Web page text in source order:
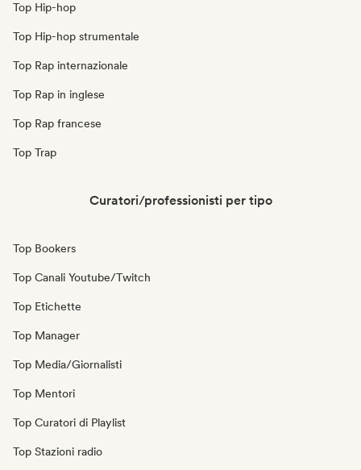
Top Hip-hop
Top Hip-hop strumentale
Top Rap internazionale
Top Rap in inglese
Top Rap francese
Top Trap
Curatori/professionisti per tipo
Top Bookers
Top Canali Youtube/Twitch
Top Etichette
Top Manager
Top Media/Giornalisti
Top Mentori
Top Curatori di Playlist
Top Stazioni radio